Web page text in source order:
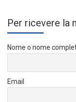
Per ricevere la
Nome o nome
Email